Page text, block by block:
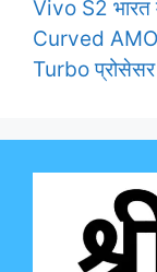
Vivo S2 भारत
Curved
Turbo प्रोसेसर